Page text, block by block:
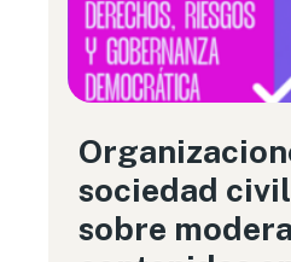
sociedad
sobre